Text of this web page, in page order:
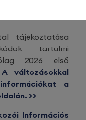
tájékoztatása
tartalmi
2026 első
A változásokkal
a
>>
Információs